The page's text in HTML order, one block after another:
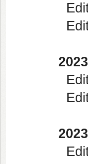
Edital
Edital
Edital
Edital